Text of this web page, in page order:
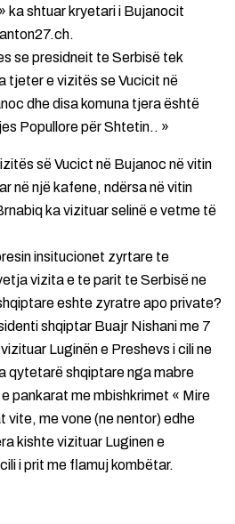
shtuar kryetari i Bujanocit
se presidneit te Serbisë tek
tjeter e vizitës se Vucicit në
dhe disa komuna tjera është
Popullore për Shtetin.. »
së Vucict në Bujanoc në vitin
në një kafene, ndërsa në vitin
ka vizituar selinë e vetme të
insitucionet zyrtare te
vizita e te parit te Serbisë ne
eshte zyratre apo private?
shqiptar Buajr Nishani me 7
Luginën e Preshevs i cili ne
qytetarë shqiptare nga mabre
pankarat me mbishkrimet « Mire
vite, me vone (ne nentor) edhe
kishte vizituar Luginen e
i prit me flamuj kombëtar.